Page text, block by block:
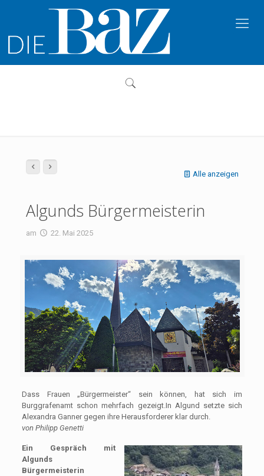
Alle anzeigen
Algunds Bürgermeisterin
am 22. Mai 2025
Dass Frauen „Bürgermeister“ sein können, hat sich im
Burggrafenamt schon mehrfach gezeigt.In Algund setzte sich
Alexandra Ganner gegen ihre Herausforderer klar durch.
von Philipp Genetti
Ein Gespräch mit
Algunds
Bürgermeisterin